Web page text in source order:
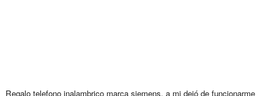
Regalo telefono inalambrico marca siemens, a mi dejó de funcionarme